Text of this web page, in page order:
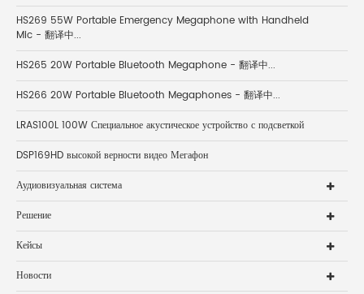
HS269 55W Portable Emergency Megaphone with Handheld
Mic - 翻译中...
HS265 20W Portable Bluetooth Megaphone - 翻译中...
HS266 20W Portable Bluetooth Megaphones - 翻译中...
LRAS100L 100W Специальное акустическое устройство с подсветкой
DSP169HD высокой верности видео Мегафон
Аудиовизуальная система
Решение
Кейсы
Новости